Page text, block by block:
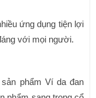
ứng dụng tiện lợi
với mọi người.
phẩm Ví da đan